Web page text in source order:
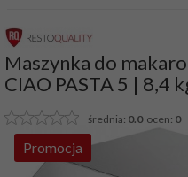
Maszynka do
CIAO PASTA 5 | 8,4
średnia: 0.0ocen: 0
Promocja